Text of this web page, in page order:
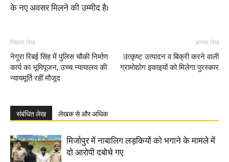
के नए अवसर मिलने की उम्मीद है।
पिछला लेख
नेगुरा रिबई सिंह में पुलिस चौकी निर्माण
कार्य का भूमिपूजन, उच्च न्यायालय की
न्यायमूर्ति रहीं मौजूद
अगला लेख
उत्कृष्ट उत्पादन व बिक्री करने वाली
ग्रामोद्योग इकाइयों को मिलेगा पुरस्कार
संबंधित लेख लेखक से और अधिक
मिर्जापुर में नाबालिग लड़कियों को भगाने के मामले में
दो आरोपी दबोचे गए